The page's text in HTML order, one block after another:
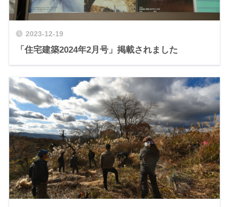
2023-12-19
「住宅建築2024年2月号」掲載されました